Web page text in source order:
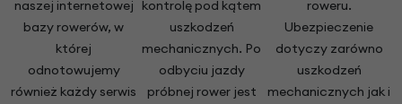
naszej internetowej
bazy rowerów, w
której
odnotowujemy
również każdy serwis
kontrolę pod kątem
uszkodzeń
mechanicznych. Po
odbyciu jazdy
próbnej rower jest
roweru.
Ubezpieczenie
dotyczy zarówno
uszkodzeń
mechanicznych jak i